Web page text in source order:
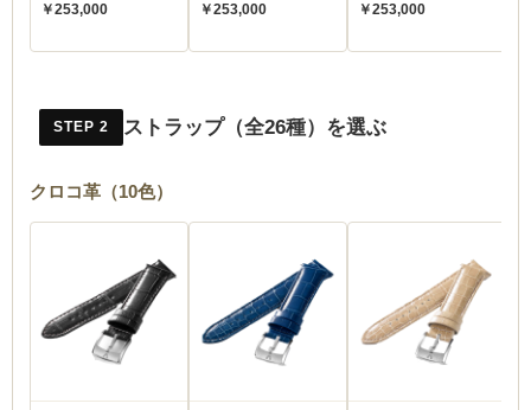
￥253,000
￥253,000
￥253,000
STEP 2 ストラップ（全26種）を選ぶ
クロコ革（10色）